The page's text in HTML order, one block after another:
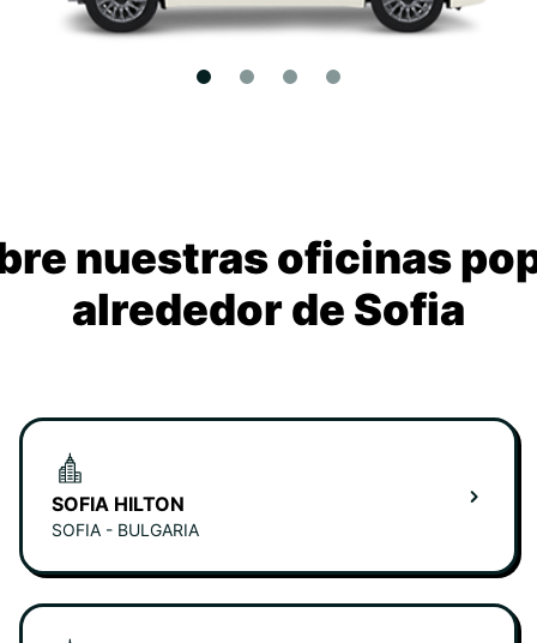
nuestras oficinas
alrededor de Sofia
SOFIA HILTON
SOFIA - BULGARIA